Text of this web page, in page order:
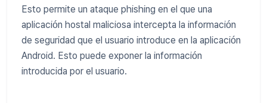
Esto permite un ataque phishing en el que una
aplicación hostal maliciosa intercepta la información
de seguridad que el usuario introduce en la aplicación
Android. Esto puede exponer la información
introducida por el usuario.